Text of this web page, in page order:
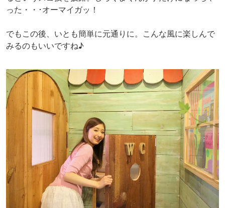
った・・･オーマイガッ！
でもこの後、いとも簡単に元通りに。こんな風に楽しんで
みるのもいいですね♪